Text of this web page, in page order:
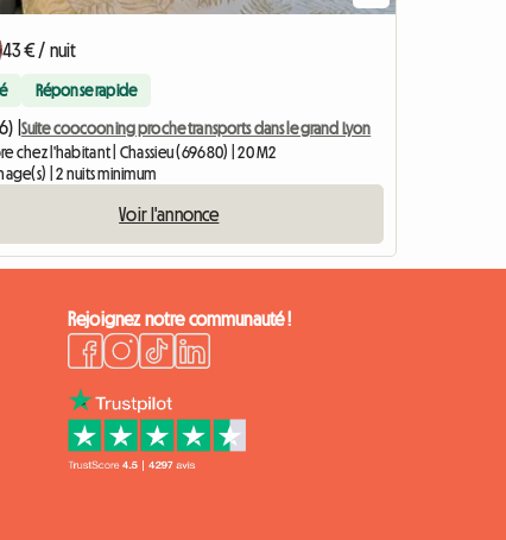
43 € / nuit
Réponse rapide
| Suite coocooning proche transports dans le grand Lyon
chez l'habitant | Chassieu (69680) | 20 M2
| 2 nuits minimum
Voir l'annonce
Rejoignez notre communauté !